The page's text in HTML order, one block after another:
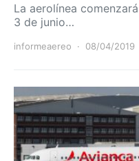
La aerolínea
3 de junio…
informeaereo 08/04/2019